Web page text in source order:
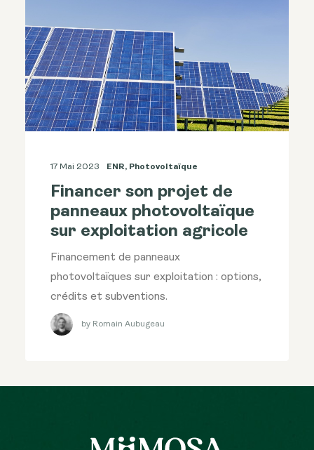
Recherche
17 Mai 2023 ENR, Photovoltaïque
Financer son projet de
panneaux photovoltaïque
sur exploitation agricole
Financement de panneaux
photovoltaïques sur exploitation : options,
crédits et subventions.
by Romain Aubugeau